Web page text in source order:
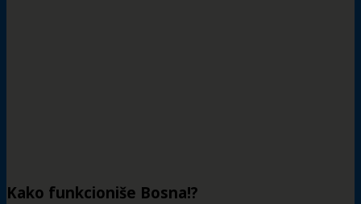
Kako funkcioniše Bosna!?